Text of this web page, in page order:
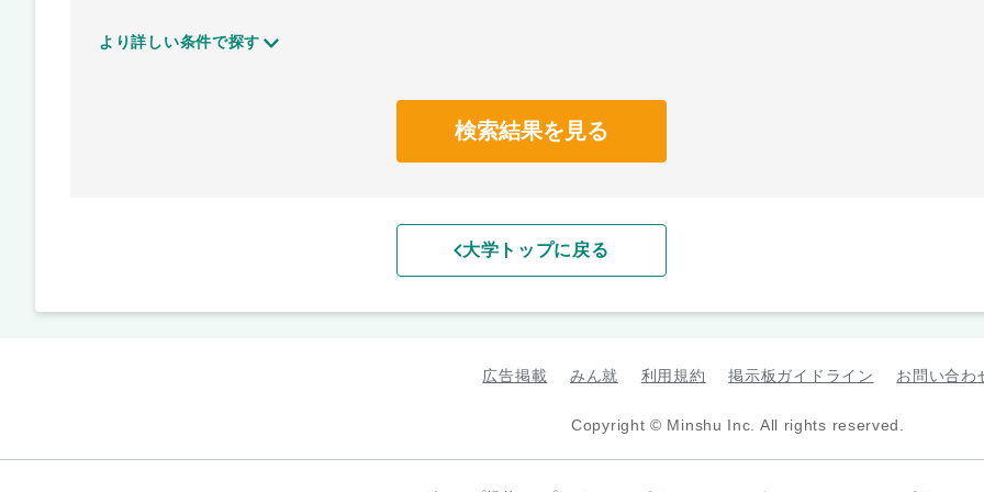
より詳しい条件で探す
検索結果を見る
大学トップに戻る
広告掲載 みん就 利用規約 掲示板ガイドライン お問い合わ
Copyright © Minshu Inc. All rights reserved.